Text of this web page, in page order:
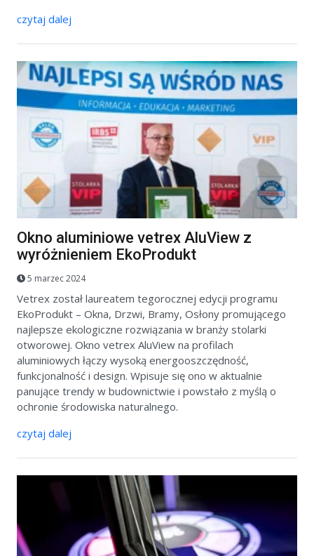
czytaj dalej
Okno aluminiowe vetrex AluView z
wyróżnieniem EkoProdukt
5 marzec 2024
Vetrex został laureatem tegorocznej edycji programu
EkoProdukt – Okna, Drzwi, Bramy, Osłony promującego
najlepsze ekologiczne rozwiązania w branży stolarki
otworowej. Okno vetrex AluView na profilach
aluminiowych łączy wysoką energooszczędność,
funkcjonalność i design. Wpisuje się ono w aktualnie
panujące trendy w budownictwie i powstało z myślą o
ochronie środowiska naturalnego.
czytaj dalej